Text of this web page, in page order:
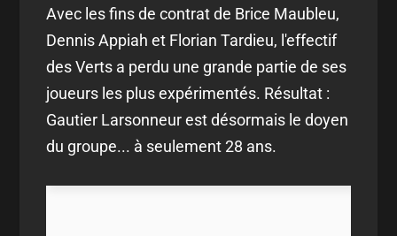
Avec les fins de contrat de Brice Maubleu,
Dennis Appiah et Florian Tardieu, l'effectif
des Verts a perdu une grande partie de ses
joueurs les plus expérimentés. Résultat :
Gautier Larsonneur est désormais le doyen
du groupe... à seulement 28 ans.